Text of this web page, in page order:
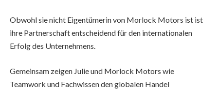
Obwohl sie nicht Eigentümerin von Morlock Motors ist ist
ihre Partnerschaft entscheidend für den internationalen
Erfolg des Unternehmens.
Gemeinsam zeigen Julie und Morlock Motors wie
Teamwork und Fachwissen den globalen Handel